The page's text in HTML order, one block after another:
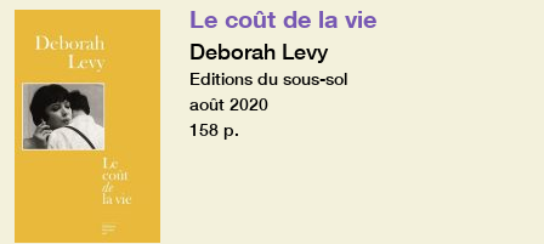
Le coût de la vie
Deborah Levy
Editions du sous-sol
août 2020
158 p.